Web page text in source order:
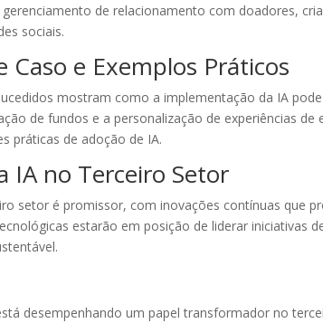
de relacionamento com doadores,
sociais.
Caso e Exemplos Práticos
mostram como a implementação da IA
de fundos e a personalização de experiências
práticas de adoção de IA.
IA no Terceiro Setor
setor é promissor, com inovações contínuas que
estarão em posição de liderar iniciativas
desempenhando um papel transformador no